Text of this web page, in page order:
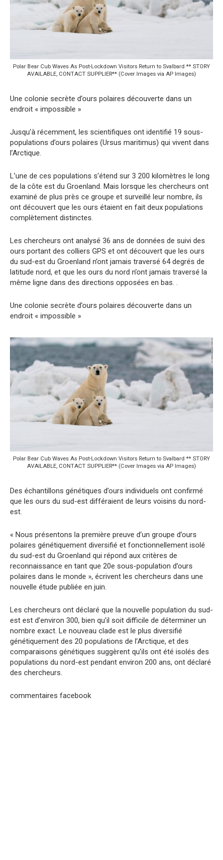
Polar Bear Cub Waves As Post-Lockdown Visitors Return to Svalbard ** STORY
AVAILABLE, CONTACT SUPPLIER** (Cover Images via AP Images)
Une colonie secrète d’ours polaires découverte dans un
endroit « impossible »
Jusqu’à récemment, les scientifiques ont identifié 19 sous-
populations d’ours polaires (Ursus maritimus) qui vivent dans
l’Arctique.
L’une de ces populations s’étend sur 3 200 kilomètres le long
de la côte est du Groenland. Mais lorsque les chercheurs ont
examiné de plus près ce groupe et surveillé leur nombre, ils
ont découvert que les ours étaient en fait deux populations
complètement distinctes.
Les chercheurs ont analysé 36 ans de données de suivi des
ours portant des colliers GPS et ont découvert que les ours
du sud-est du Groenland n’ont jamais traversé 64 degrés de
latitude nord, et que les ours du nord n’ont jamais traversé la
même ligne dans des directions opposées en bas. .
Une colonie secrète d’ours polaires découverte dans un
endroit « impossible »
Polar Bear Cub Waves As Post-Lockdown Visitors Return to Svalbard ** STORY
AVAILABLE, CONTACT SUPPLIER** (Cover Images via AP Images)
Des échantillons génétiques d’ours individuels ont confirmé
que les ours du sud-est différaient de leurs voisins du nord-
est.
« Nous présentons la première preuve d’un groupe d’ours
polaires génétiquement diversifié et fonctionnellement isolé
du sud-est du Groenland qui répond aux critères de
reconnaissance en tant que 20e sous-population d’ours
polaires dans le monde », écrivent les chercheurs dans une
nouvelle étude publiée en juin.
Les chercheurs ont déclaré que la nouvelle population du sud-
est est d’environ 300, bien qu’il soit difficile de déterminer un
nombre exact. Le nouveau clade est le plus diversifié
génétiquement des 20 populations de l’Arctique, et des
comparaisons génétiques suggèrent qu’ils ont été isolés des
populations du nord-est pendant environ 200 ans, ont déclaré
des chercheurs.
commentaires facebook